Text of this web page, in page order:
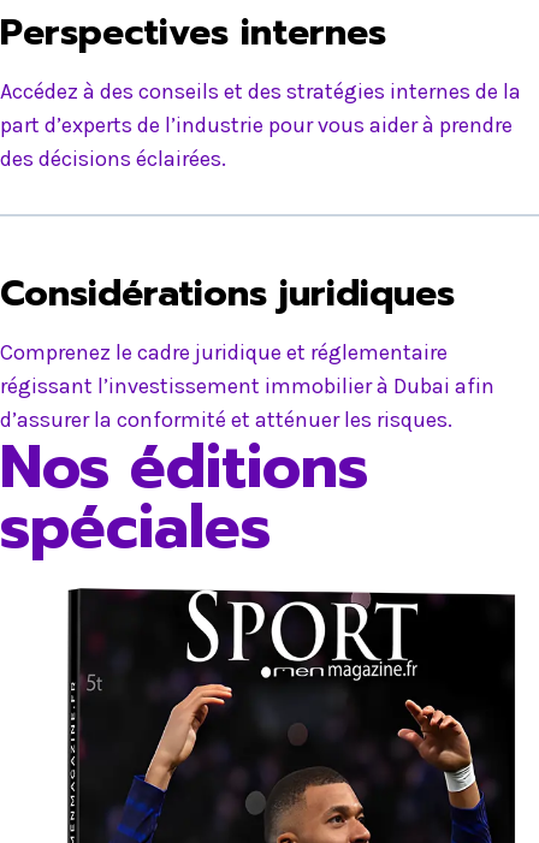
Perspectives internes
Accédez à des conseils et des stratégies internes de la
part d’experts de l’industrie pour vous aider à prendre
des décisions éclairées.
Considérations juridiques
Comprenez le cadre juridique et réglementaire
régissant l’investissement immobilier à Dubai afin
d’assurer la conformité et atténuer les risques.
Nos éditions
spéciales